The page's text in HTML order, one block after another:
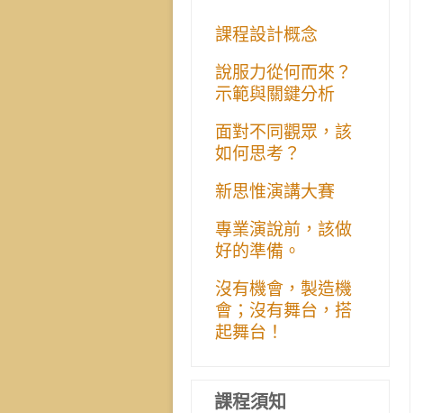
課程設計概念
說服力從何而來？
示範與關鍵分析
面對不同觀眾，該
如何思考？
新思惟演講大賽
專業演說前，該做
好的準備。
沒有機會，製造機
會；沒有舞台，搭
起舞台！
課程須知